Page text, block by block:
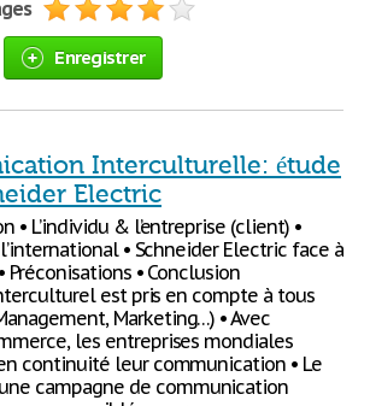
Enregistrer
Interculturelle: étude
Electric
• L’individu & l’entreprise (client) •
• Schneider Electric face à
Préconisations • Conclusion
est pris en compte à tous
Marketing…) • Avec
les entreprises mondiales
continuité leur communication • Le
campagne de communication